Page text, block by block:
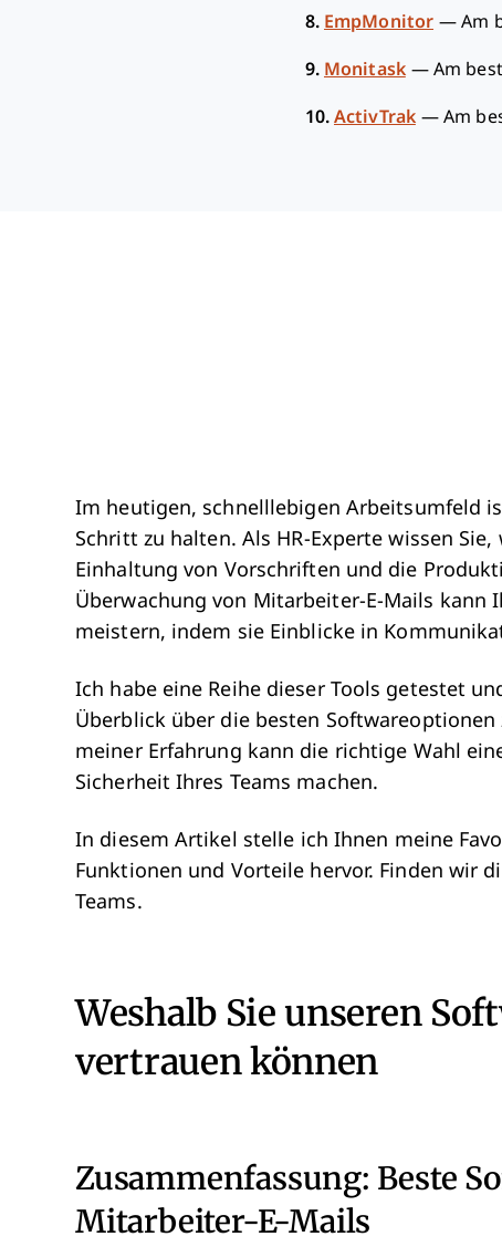
8. EmpMonitor —Am
9. Monitask —Am
10. ActivTrak —Am
Im heutigen, schnelllebigen Arbeitsumfeld
Schritt zu halten. Als HR-Experte wissen
Einhaltung von Vorschriften und die
Überwachung von Mitarbeiter-E-Mails kann
meistern, indem sie Einblicke in
Ich habe eine Reihe dieser Tools getestet
Überblick über die besten
meiner Erfahrung kann die richtige Wahl
Sicherheit Ihres Teams machen.
In diesem Artikel stelle ich Ihnen meine
Funktionen und Vorteile hervor. Finden wir
Teams.
Weshalb Sie unseren
vertrauen können
Zusammenfassung: Beste
Mitarbeiter-E-Mails